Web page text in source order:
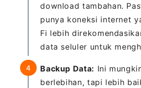
download tambahan.
punya koneksi internet
Fi lebih
data seluler untuk
Backup Data: Ini
berlebihan, tapi lebih